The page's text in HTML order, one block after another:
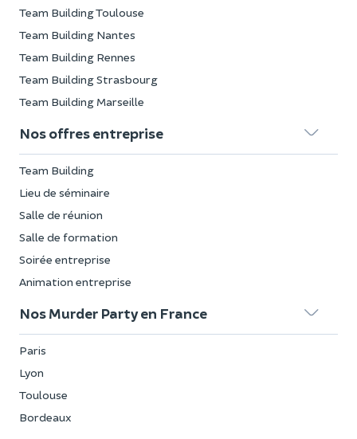
Team Building Toulouse
Team Building Nantes
Team Building Rennes
Team Building Strasbourg
Team Building Marseille
Nos offres entreprise
Team Building
Lieu de séminaire
Salle de réunion
Salle de formation
Soirée entreprise
Animation entreprise
Nos Murder Party en France
Paris
Lyon
Toulouse
Bordeaux